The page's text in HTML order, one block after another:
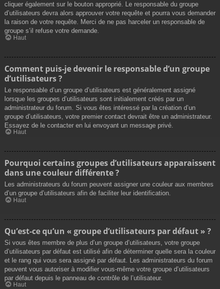
cliquer également sur le bouton approprié. Le responsable du groupe
d’utilisateurs devra alors approuver votre requête et pourra vous demander
la raison de votre requête. Merci de ne pas harceler un responsable de
groupe s’il refuse votre demande.
Haut
Comment puis-je devenir le responsable d’un groupe
d’utilisateurs ?
Le responsable d’un groupe d’utilisateurs est généralement assigné
lorsque les groupes d’utilisateurs sont initialement créés par un
administrateur du forum. Si vous êtes intéressé par la création d’un
groupe d’utilisateurs, votre premier contact devrait être un administrateur.
Essayez de le contacter en lui envoyant un message privé.
Haut
Pourquoi certains groupes d’utilisateurs apparaissent
dans une couleur différente ?
Les administrateurs du forum peuvent assigner une couleur aux membres
d’un groupe d’utilisateurs afin de faciliter leur identification.
Haut
Qu’est-ce qu’un « groupe d’utilisateurs par défaut » ?
Si vous êtes membre de plus d’un groupe d’utilisateurs, votre groupe
d’utilisateurs par défaut est utilisé afin de déterminer quelle sera la couleur
et le rang qui vous sera assigné par défaut. Les administrateurs du forum
peuvent vous autoriser à modifier vous-même votre groupe d’utilisateurs
par défaut depuis le panneau de contrôle de l’utilisateur.
Haut